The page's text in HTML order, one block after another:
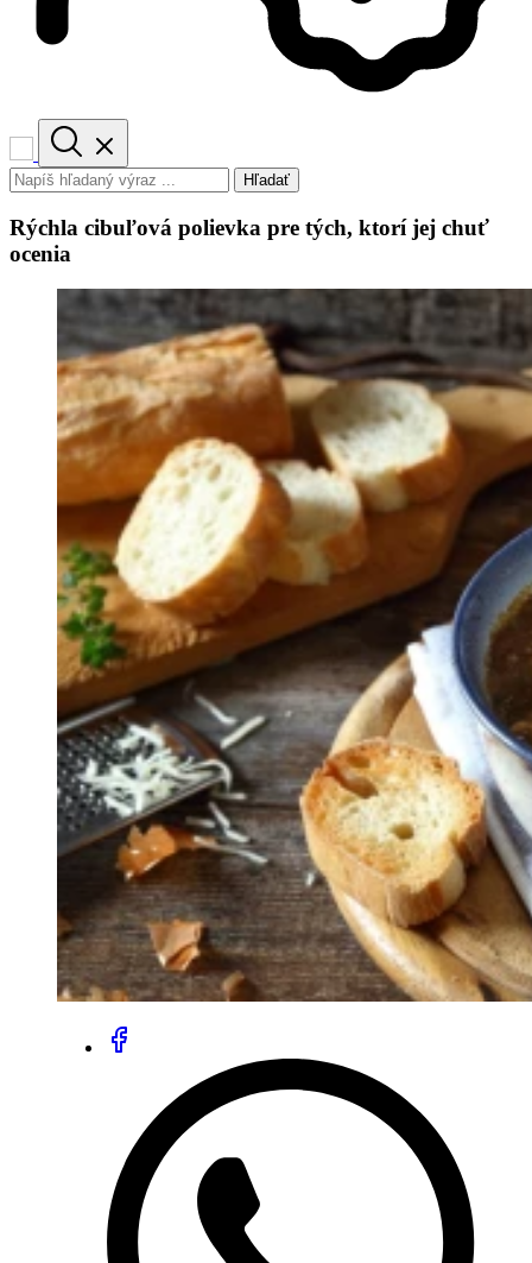
Hľadať
Rýchla cibuľová polievka pre tých, ktorí jej chuť
ocenia